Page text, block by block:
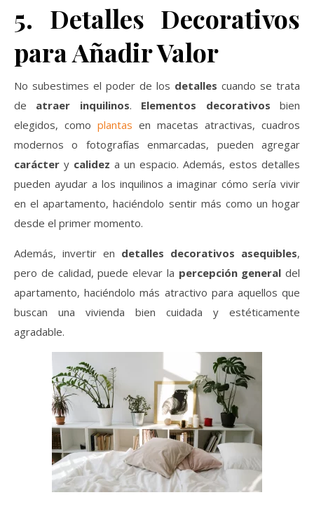
5. Detalles Decorativos
para Añadir Valor
No subestimes el poder de los detalles cuando se trata
de atraer inquilinos. Elementos decorativos bien
elegidos, como plantas en macetas atractivas, cuadros
modernos o fotografías enmarcadas, pueden agregar
carácter y calidez a un espacio. Además, estos detalles
pueden ayudar a los inquilinos a imaginar cómo sería vivir
en el apartamento, haciéndolo sentir más como un hogar
desde el primer momento.
Además, invertir en detalles decorativos asequibles,
pero de calidad, puede elevar la percepción general del
apartamento, haciéndolo más atractivo para aquellos que
buscan una vivienda bien cuidada y estéticamente
agradable.